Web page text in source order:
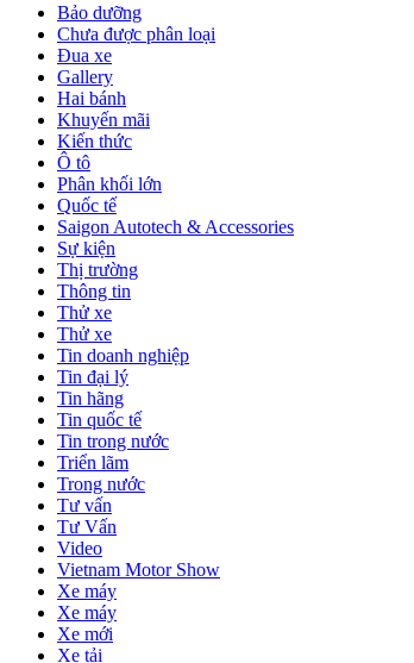
Bảo dưỡng
Chưa được phân loại
Đua xe
Gallery
Hai bánh
Khuyến mãi
Kiến thức
Ô tô
Phân khối lớn
Quốc tế
Saigon Autotech & Accessories
Sự kiện
Thị trường
Thông tin
Thử xe
Thử xe
Tin doanh nghiệp
Tin đại lý
Tin hãng
Tin quốc tế
Tin trong nước
Triển lãm
Trong nước
Tư vấn
Tư Vấn
Video
Vietnam Motor Show
Xe máy
Xe máy
Xe mới
Xe tải